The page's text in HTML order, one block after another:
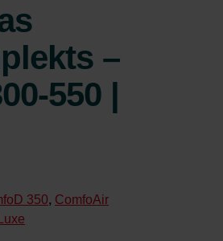
–
550 |
350, ComfoAir